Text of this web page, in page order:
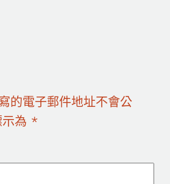
的電子郵件地址不會公
為 *